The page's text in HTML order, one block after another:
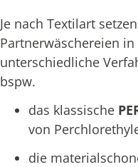
Je nach Textilart
Partnerwäschereien
unterschiedliche
bspw.
das klassische
von
die